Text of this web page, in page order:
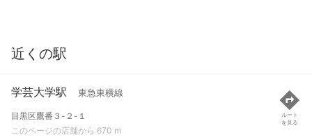
近くの駅
学芸大学駅 東急東横線
目黒区鷹番３-２-１
このページの店舗から 670 m
ルート
を見る